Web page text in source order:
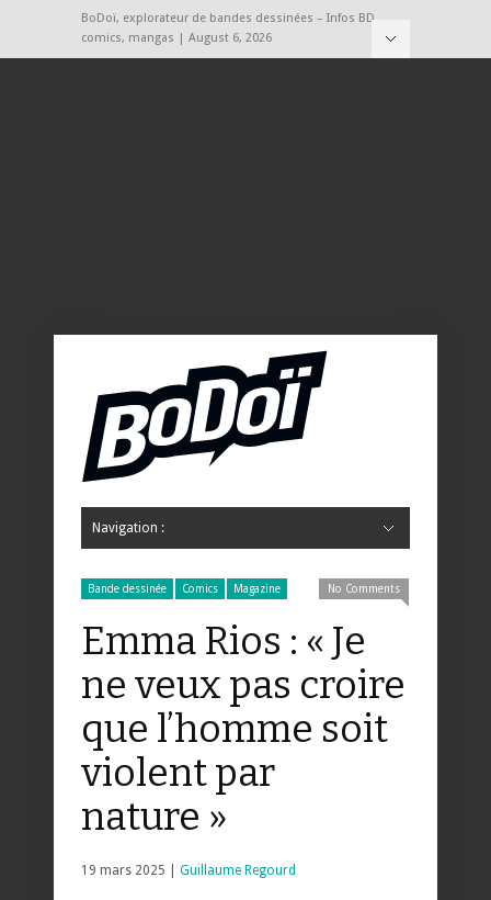
BoDoï, explorateur de bandes dessinées – Infos BD,
comics, mangas | August 6, 2026
Navigation :
Bande dessinée Comics Magazine No Comments
Emma Rios : « Je
ne veux pas croire
que l’homme soit
violent par
nature »
19 mars 2025 | Guillaume Regourd